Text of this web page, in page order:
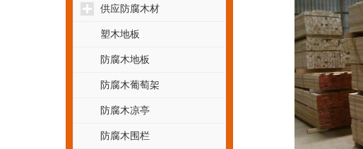
供应防腐木材
塑木地板
防腐木地板
防腐木葡萄架
防腐木凉亭
防腐木围栏